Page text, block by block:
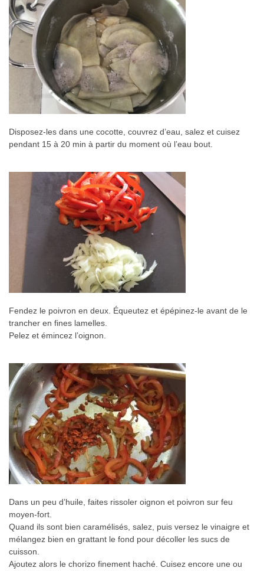
Disposez-les dans une cocotte, couvrez d’eau, salez et cuisez
pendant 15 à 20 min à partir du moment où l’eau bout.
Fendez le poivron en deux. Équeutez et épépinez-le avant de le
trancher en fines lamelles.
Pelez et émincez l’oignon.
Dans un peu d’huile, faites rissoler oignon et poivron sur feu
moyen-fort.
Quand ils sont bien caramélisés, salez, puis versez le vinaigre et
mélangez bien en grattant le fond pour décoller les sucs de
cuisson.
Ajoutez alors le chorizo finement haché. Cuisez encore une ou